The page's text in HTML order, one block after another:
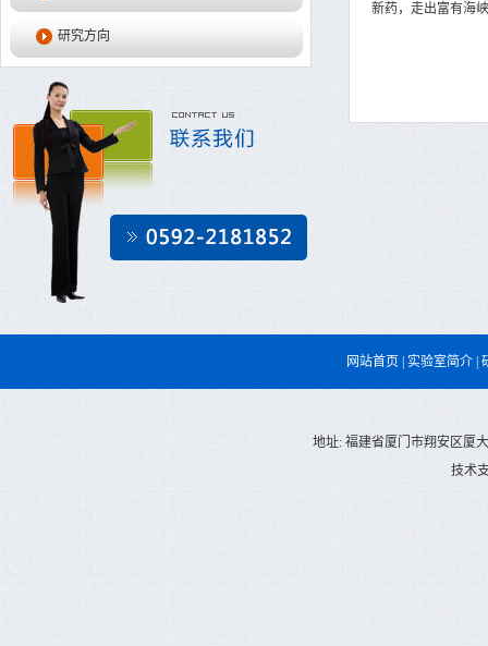
研究方向
新药，走出富有海
网站首页 实验室简介
地址: 福建省厦门市翔安区厦
技术